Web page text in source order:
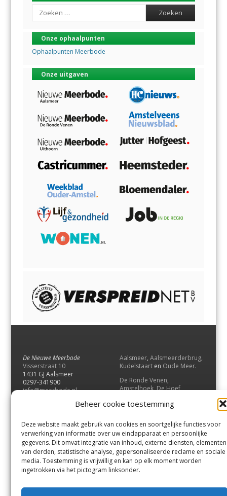
Beheer cookie toestemming
Deze website maakt gebruik van cookies en soortgelijke functies voor
verwerking van informatie over uw eindapparaat en persoonlijke
gegevens. Dit omvat integratie van inhoud, externe diensten, elementen
van derden, statistische analyse, gepersonaliseerde reclame en sociale
media. Toestemming is vrijwillig en kan op elk moment worden
ingetrokken via het pictogram linksonder.
Search
Onze ophaalpunten
Ophaalpunten Meerbode
Onze uitgaven
De Nieuwe Meerbode
Visserstraat 10
1431 GJ Aalsmeer
0297-341900
info@meerbode.nl
Aalsmeer, Aalsmeerderbrug,
Kudelstaart en Oude Meer.
De Ronde Venen,
Amstelhoek,De Hoef,
Vrouwenakker,Waverveen
UithoornenDe Kwakel.
Contact
Andere uitgaven
Bezorgklacht
Vacatures